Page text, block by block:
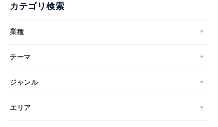
カテゴリ検索
業種
テーマ
ジャンル
エリア